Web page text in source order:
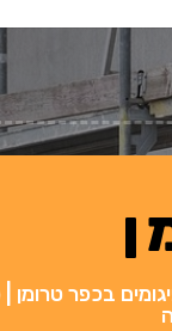
בכפר טרומן |